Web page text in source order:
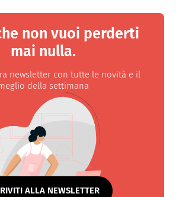
non vuoi perderti
mai nulla.
newsletter con tutte le novità e il
della settimana
ALLA NEWSLETTER